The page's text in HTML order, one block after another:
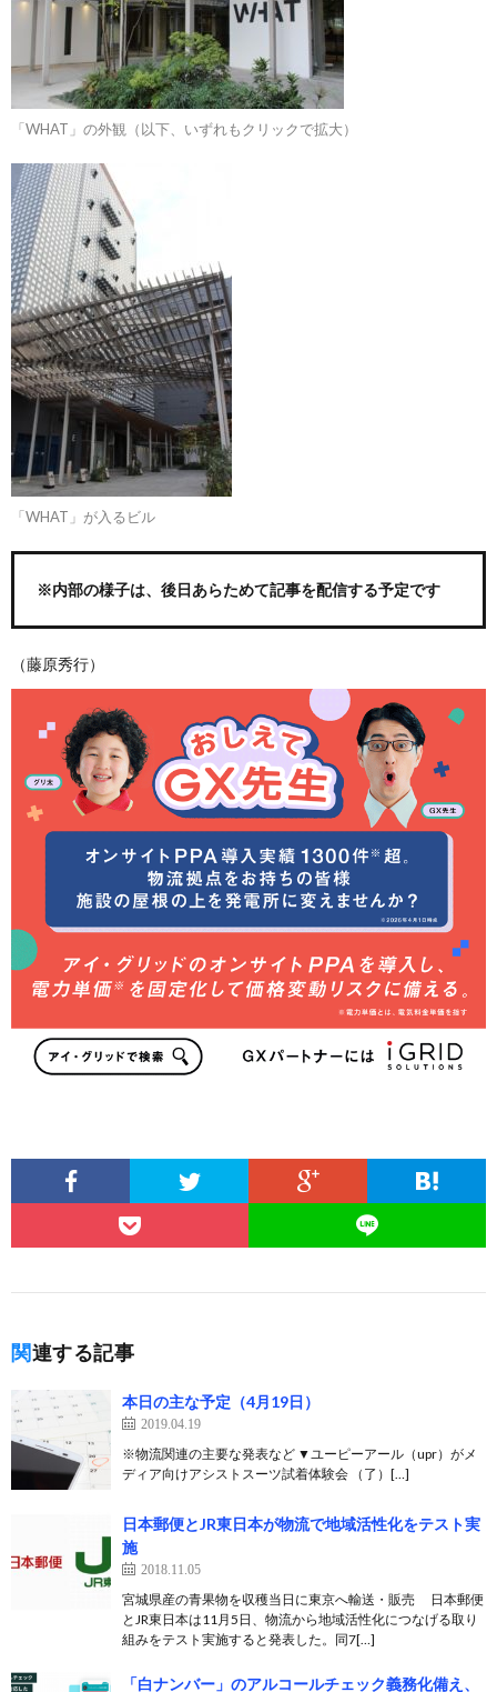
「WHAT」の外観（以下、いずれもクリックで拡大）
「WHAT」が入るビル
※内部の様子は、後日あらためて記事を配信する予定です
（藤原秀行）
関連する記事
本日の主な予定（4月19日）
2019.04.19
※物流関連の主要な発表など ▼ユーピーアール（upr）がメ
ディア向けアシストスーツ試着体験会 （了）[…]
日本郵便とJR東日本が物流で地域活性化をテスト実
施
2018.11.05
宮城県産の青果物を収穫当日に東京へ輸送・販売 日本郵便
とJR東日本は11月5日、物流から地域活性化につなげる取り
組みをテスト実施すると発表した。同7[…]
「白ナンバー」のアルコールチェック義務化備え、